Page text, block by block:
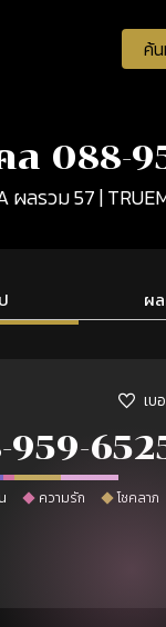
ค้
ล 088-
ผลรวม 57 |
ผ
เบ
959-
ความรัก โชคลาภ